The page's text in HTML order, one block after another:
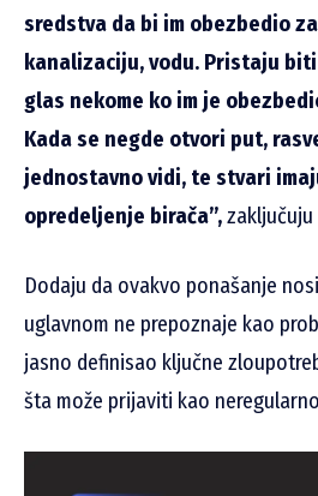
sredstva da bi im obezbedio
kanalizaciju, vodu. Pristaju
glas nekome ko im je
Kada se negde otvori put,
jednostavno vidi, te stvari
opredeljenje birača”,zaključuju
Dodaju da ovakvo ponašanje
uglavnom ne prepoznaje kao
jasno definisao ključne
šta može prijaviti kao